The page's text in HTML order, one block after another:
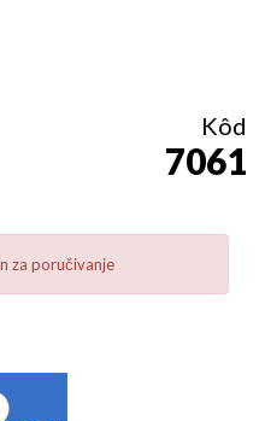
Kôd
7061
za poručivanje